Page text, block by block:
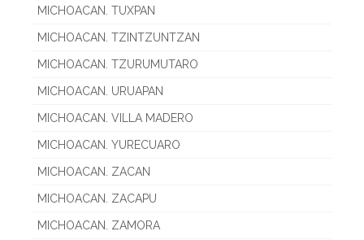
MICHOACAN. TUXPAN
MICHOACAN. TZINTZUNTZAN
MICHOACAN. TZURUMUTARO
MICHOACAN. URUAPAN
MICHOACAN. VILLA MADERO
MICHOACAN. YURECUARO
MICHOACAN. ZACAN
MICHOACAN. ZACAPU
MICHOACAN. ZAMORA